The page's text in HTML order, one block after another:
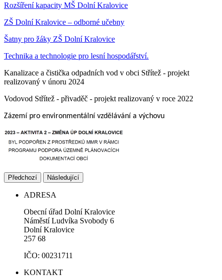
Rozšíření kapacity MŠ Dolní Kralovice
ZŠ Dolní Kralovice – odborné učebny
Šatny pro žáky ZŠ Dolní Kralovice
Technika a technologie pro lesní hospodářství.
Kanalizace a čistička odpadních vod v obci Střítež - projekt
realizovaný v únoru 2024
Vodovod Střítež - přivaděč - projekt realizovaný v roce 2022
Zázemí pro environmentální vzdělávání a výchovu
Předchozí Následující
ADRESA
Obecní úřad Dolní Kralovice
Náměstí Ludvíka Svobody 6
Dolní Kralovice
257 68
IČO: 00231711
KONTAKT